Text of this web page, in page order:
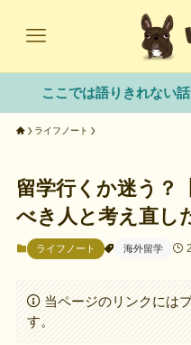
ここでは語りきれない
ライフノート
留学行くか迷う？
べき人と考え直し
ライフノート 海外留学
当ページのリンクには
す。